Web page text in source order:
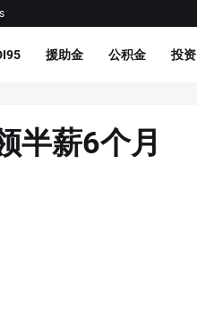
援助金 公积金 投资
半薪6个月